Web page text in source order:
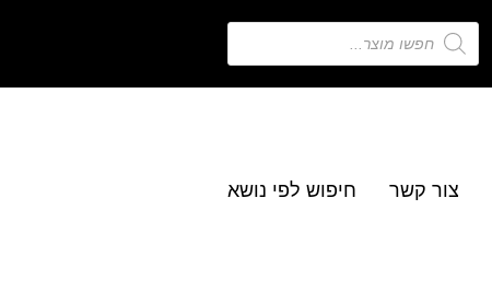
צור קשר חיפוש לפי נושא